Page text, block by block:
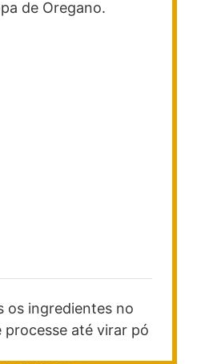
de Oregano.
os ingredientes no
processe até virar pó